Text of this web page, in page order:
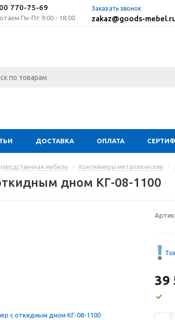
770-75-69
Пн-Пт 9:00 - 18:00
Заказать звонок
zakaz@goods-
ДОСТАВКА ОПЛАТА
мебель - Контейнеры металлические -
дном КГ-08-1100
39